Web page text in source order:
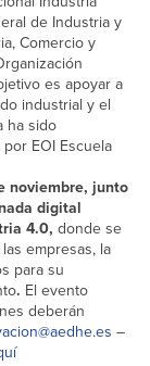
de Industria y
Comercio y
es apoyar a
industrial y el
ha sido
EOI Escuela
noviembre, junto
digital
4.0, donde se
empresas, la
para su
. El evento
deberán
s –